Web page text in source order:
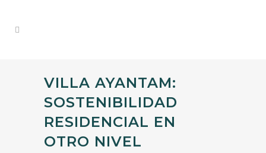
VILLA AYANTAM:
SOSTENIBILIDAD
RESIDENCIAL EN
OTRO NIVEL